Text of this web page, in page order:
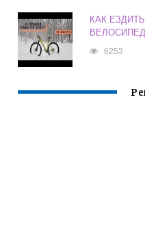
КАК
6253